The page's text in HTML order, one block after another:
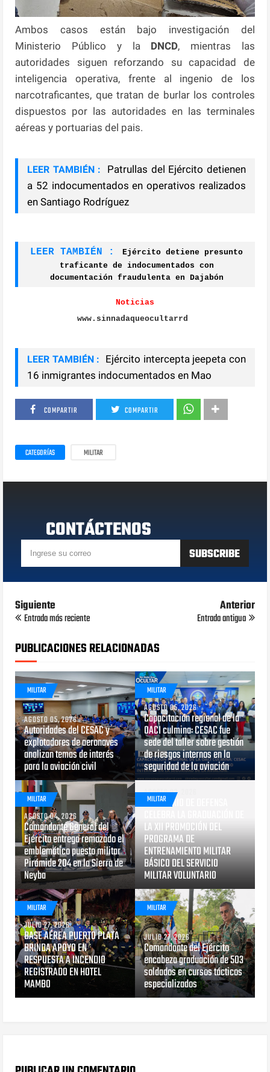
Ambos casos están bajo investigación del
Ministerio Público y la DNCD, mientras las
autoridades siguen reforzando su capacidad de
inteligencia operativa, frente al ingenio de los
narcotraficantes, que tratan de burlar los controles
dispuestos por las autoridades en las terminales
aéreas y portuarias del pais.
LEER TAMBIÉN :
Patrullas del Ejército detienen
a 52 indocumentados en operativos realizados
en Santiago Rodríguez
LEER TAMBIÉN :
Ejército detiene presunto
traficante de indocumentados con
documentación fraudulenta en Dajabón
Noticias
www.sinnadaqueocultarrd
LEER TAMBIÉN :
Ejército intercepta jeepeta con
16 inmigrantes indocumentados en Mao
COMPARTIR COMPARTIR
CATEGORÍAS MILITAR
CONTÁCTENOS
Siguiente
Entrada más reciente
Anterior
Entrada antigua
PUBLICACIONES RELACIONADAS
MILITAR
AGOSTO 05, 2026
Autoridades del CESAC y
explotadores de aeronaves
analizan temas de interés
para la aviación civil
MILITAR
AGOSTO 05, 2026
Capacitación regional de la
OACI culmina: CESAC fue
sede del taller sobre gestión
de riesgos internos en la
seguridad de la aviación
MILITAR
AGOSTO 04, 2026
Comandante General del
Ejército entrega remozado el
emblemático puesto militar
Pirámide 204 en la Sierra de
Neyba
MILITAR
AGOSTO 03, 2026
MINISTERIO DE DEFENSA
LA XII PROMOCIÓN DEL
PROGRAMA DE
ENTRENAMIENTO MILITAR
BÁSICO DEL SERVICIO
MILITAR VOLUNTARIO
MILITAR
JULIO 27, 2026
BASE AÉREA PUERTO PLATA
BRINDA APOYO EN
RESPUESTA A INCENDIO
REGISTRADO EN HOTEL
MAMBO
MILITAR
JULIO 27, 2026
Comandante del Ejército
encabeza graduación de 503
soldados en cursos tácticos
especializados